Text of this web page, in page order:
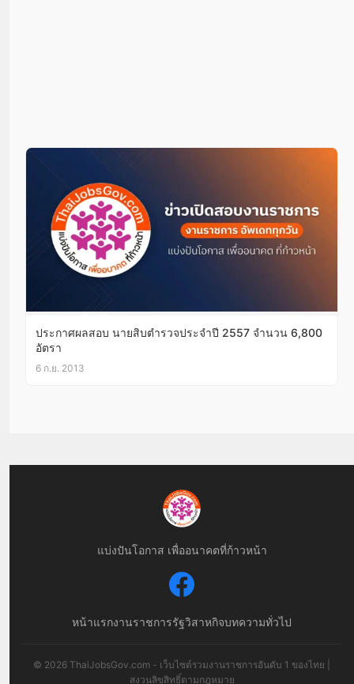
ประกาศผลสอบ นายสิบตำรวจประจำปี 2557 จำนวน 6,800
อัตรา
6 ก.ย. 2013
แบ่งปันโอกาส เพื่ออนาคตที่ก้าวหน้า
หน้าแรกงานราชการรัฐวิสาหกิจบทความทั่วไป
© 2026 ThaiJobsGov.com - เว็บไซต์รวมงานราชการอันดับ 1 ของไทย |
สงวนลิขสิทธิ์ตามกฎหมาย